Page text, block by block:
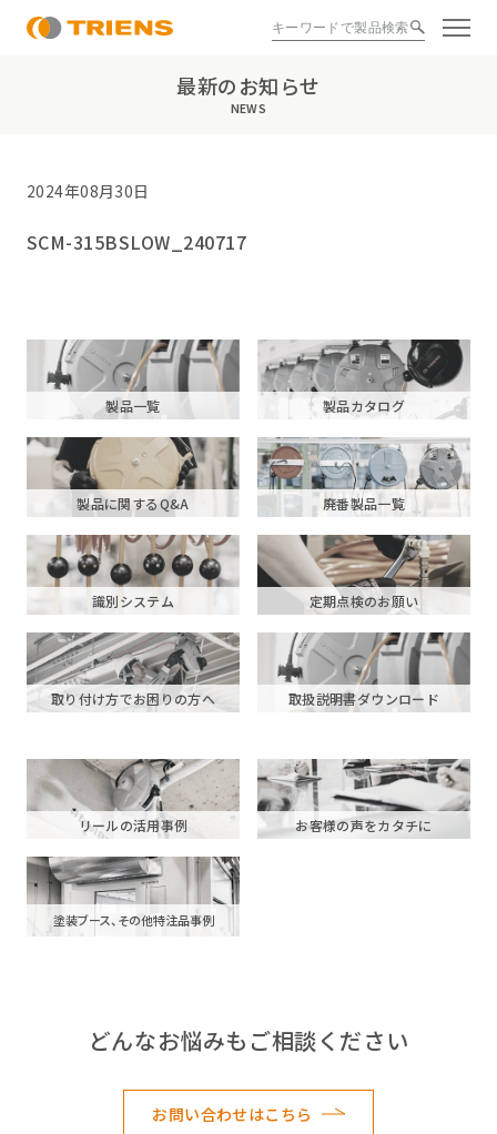
最新のお知らせ
NEWS
2024年08月30日
SCM-315BSLOW_240717
製品一覧 製品カタログ
製品に関するQ&A 廃番製品一覧
識別システム 定期点検のお願い
取り付け方でお困りの方へ 取扱説明書ダウンロード
リールの活用事例 お客様の声をカタチに
塗装ブース、その他特注品事例
どんなお悩みもご相談ください
お問い合わせはこちら